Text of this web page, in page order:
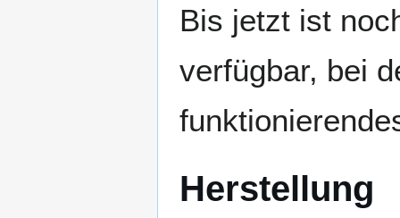
Bis jetzt ist
verfügbar, bei
Herstellung